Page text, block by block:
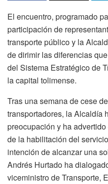
El encuentro, programado
participación de
transporte público y la
de dirimir las diferencias
del Sistema Estratégico de
la capital tolimense.
Tras una semana de cese
transportadores, la Alcaldía
preocupación y ha
de la habilitación del
intención de alcanzar una
Andrés Hurtado ha
viceministro de Transporte,